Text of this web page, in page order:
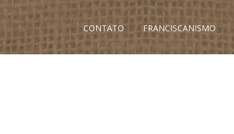
CONTATO FRANCISCANISMO